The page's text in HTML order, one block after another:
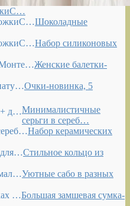
Шоколадные
Набор силиконовых
Женские балетки-
Очки-новинка, 5
Минималистичные
серьги в сереб…
Набор керамических
Стильное кольцо из
Уютные сабо в разных
Большая замшевая сумка-